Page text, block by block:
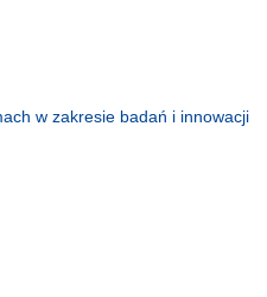
w zakresie badań i innowacji